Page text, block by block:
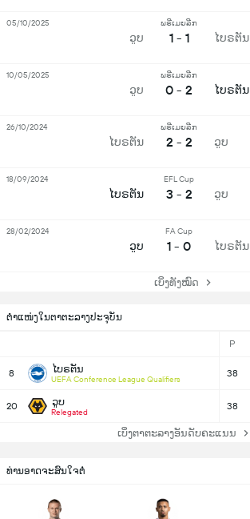
ຕຳແໜ່ງໃນຕາຕະລາງປະຈຸບັນ
P
8 ໄບຣຕັນ
UEFA Conference League Qualifiers
38
20 ວູບ
Relegated
38
ເບິ່ງຕາຕະລາງອັນດັບຄະແນນ
ວູບ
ພຣີເມຍລີກ
1 - 1 ໄບຣຕັນ
05/10/2025
ວູບ
ພຣີເມຍລີກ
0 - 2 ໄບຣຕັນ
10/05/2025
ໄບຣຕັນ
ພຣີເມຍລີກ
2 - 2 ວູບ
26/10/2024
ໄບຣຕັນ
EFL Cup
3 - 2 ວູບ
18/09/2024
ວູບ
FA Cup
1 - 0 ໄບຣຕັນ
28/02/2024
ເບິ່ງທັງໝົດ
ທ່ານອາດຈະສົນໃຈຕໍ່